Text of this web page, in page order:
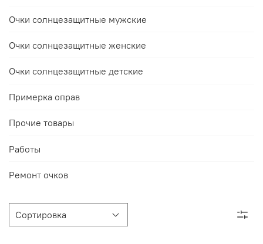
Очки солнцезащитные мужские
Очки солнцезащитные женские
Очки солнцезащитные детские
Примерка оправ
Прочие товары
Работы
Ремонт очков